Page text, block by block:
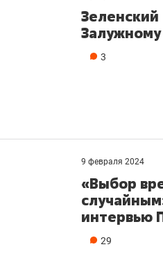
3
9 февраля 2024
«Выбор
интервью
29